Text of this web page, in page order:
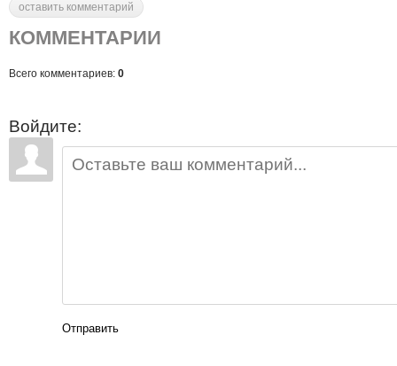
оставить комментарий
КОММЕНТАРИИ
Всего комментариев: 0
Войдите:
Отправить